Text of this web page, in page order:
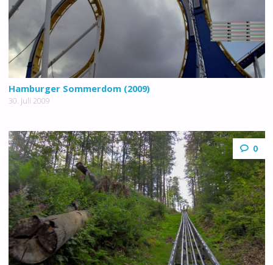
Hamburger Sommerdom (2009)
30. Juli 2009
0